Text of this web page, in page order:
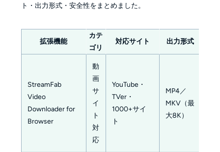
ト・出力形式・安全性をまとめました。
拡張機能
カテ
ゴリ
対応サイト 出力形式
StreamFab
Video
Downloader for
Browser
動
画
サ
イ
ト
対
応
YouTube・
TVer・
1000+サイ
ト
MP4／
MKV（最
大8K）